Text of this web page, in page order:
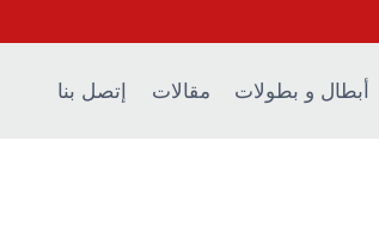
أبطال و بطولات مقالات إتصل بنا